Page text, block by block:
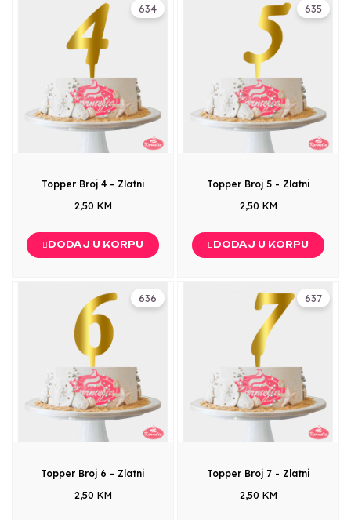
634
Topper Broj 4 - Zlatni
2,50 KM
DODAJ U KORPU
635
Topper Broj 5 - Zlatni
2,50 KM
DODAJ U KORPU
636
Topper Broj 6 - Zlatni
2,50 KM
637
Topper Broj 7 - Zlatni
2,50 KM